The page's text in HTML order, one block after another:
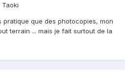
Taoki
que des photocopies, mon
terrain ... mais je fait surtout de la